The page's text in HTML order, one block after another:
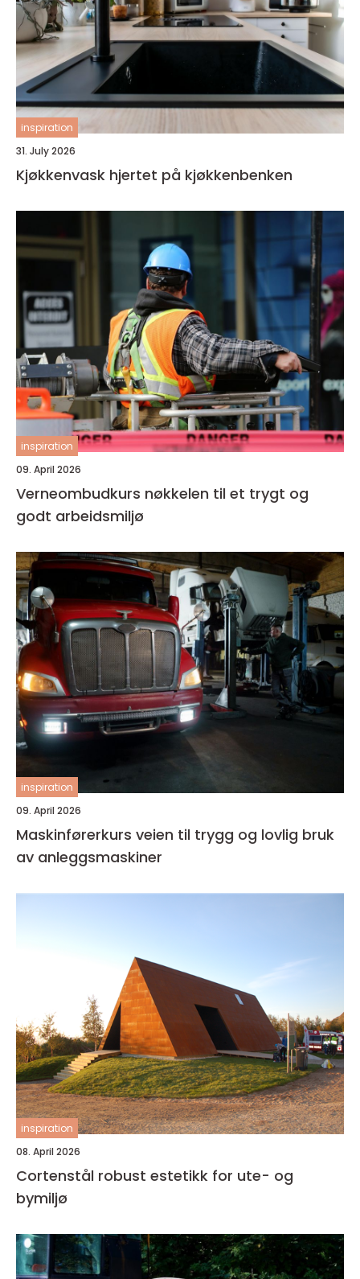
inspiration
31. July 2026
Kjøkkenvask hjertet på kjøkkenbenken
inspiration
09. April 2026
Verneombudkurs nøkkelen til et trygt og
godt arbeidsmiljø
inspiration
09. April 2026
Maskinførerkurs veien til trygg og lovlig bruk
av anleggsmaskiner
inspiration
08. April 2026
Cortenstål robust estetikk for ute- og
bymiljø